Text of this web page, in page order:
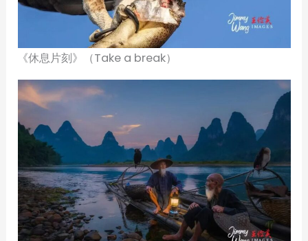
《休息片刻》（Take a break）